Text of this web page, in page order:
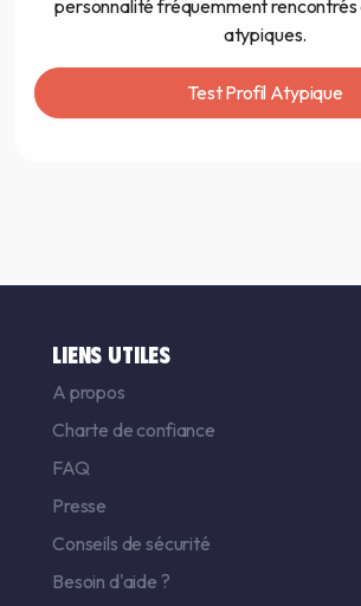
personnalité fréquemment rencontrés
atypiques.
Test Profil Atypique
LIENS UTILES
A propos
Charte de confiance
FAQ
Presse
Conseils de sécurité
Besoin d'aide ?